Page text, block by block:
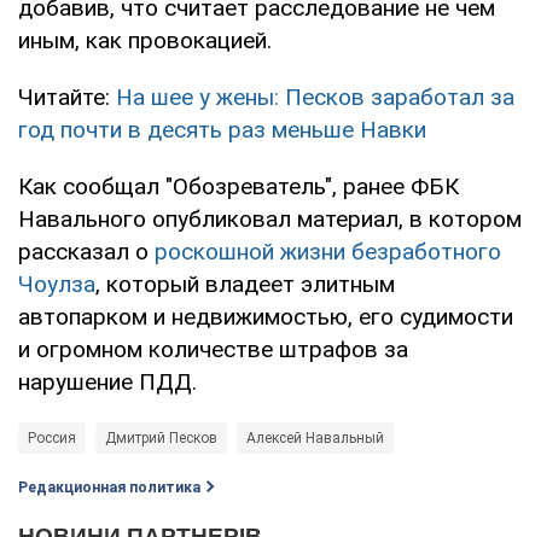
добавив, что считает расследование не чем
иным, как провокацией.
Читайте: На шее у жены: Песков заработал за
год почти в десять раз меньше Навки
Как сообщал "Обозреватель", ранее ФБК
Навального опубликовал материал, в котором
рассказал о роскошной жизни безработного
Чоулза, который владеет элитным
автопарком и недвижимостью, его судимости
и огромном количестве штрафов за
нарушение ПДД.
Россия Дмитрий Песков Алексей Навальный
Редакционная политика